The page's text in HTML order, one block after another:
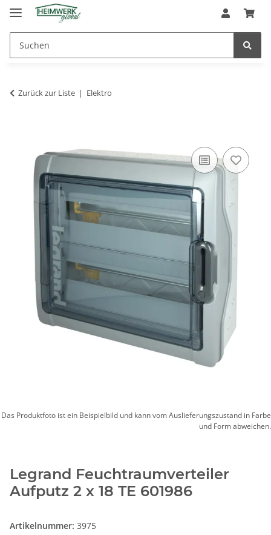
Zurück zur Liste Elektro
Das Produktfoto ist ein Beispielbild und kann vom Auslieferungszustand in Farbe
und Form abweichen.
Legrand Feuchtraumverteiler
Aufputz 2 x 18 TE 601986
Artikelnummer: 3975